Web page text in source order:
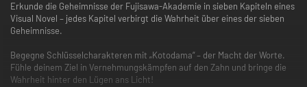
Erkunde die Geheimnisse der Fujisawa-Akademie in sieben Kapiteln eines
Visual Novel – jedes Kapitel verbirgt die Wahrheit über eines der sieben
Geheimnisse.
Begegne Schlüsselcharakteren mit „Kotodama“ – der Macht der Worte.
Fühle deinem Ziel in Vernehmungskämpfen auf den Zahn und bringe die
Wahrheit hinter den Lügen ans Licht!